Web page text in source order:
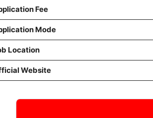
Fee
Mode
Location
Website